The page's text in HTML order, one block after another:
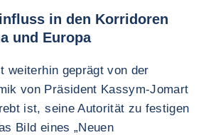
in den Korridoren
und Europa
weiterhin geprägt von der
von Präsident Kassym-Jomart
ist, seine Autorität zu festigen
Bild eines „Neuen